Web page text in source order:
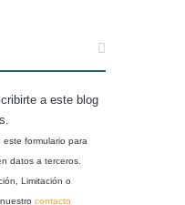
a este blog
formulario para
datos a terceros.
Limitación o
nuestrocontacto